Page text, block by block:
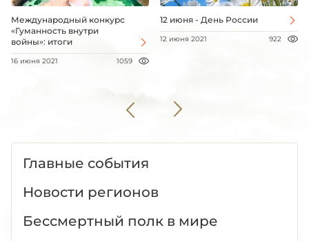
Международный конкурс
«Гуманность внутри
войны»: итоги
16 июня 2021 1059
12 июня - День России
12 июня 2021 922
Главные события
Новости регионов
Бессмертный полк в мире